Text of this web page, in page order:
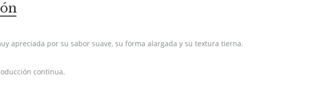
apreciada por su sabor suave, su forma alargada y su textura tierna.
continua.